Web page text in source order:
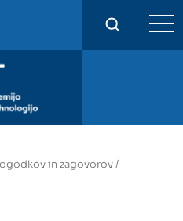
in zagovorov/